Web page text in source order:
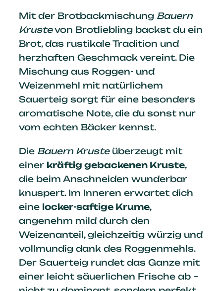
Mit der Brotbackmischung Bauern
Krustevon Brotliebling backst du ein
Brot, das rustikale Tradition und
herzhaften Geschmack vereint. Die
Mischung aus Roggen- und
Weizenmehl mit natürlichem
Sauerteig sorgt für eine besonders
aromatische Note, die du sonst nur
vom echten Bäcker kennst.
Die Bauern Krusteüberzeugt mit
einer kräftig gebackenen Kruste,
die beim Anschneiden wunderbar
knuspert. Im Inneren erwartet dich
eine locker-saftige Krume,
angenehm mild durch den
Weizenanteil, gleichzeitig würzig und
vollmundig dank des Roggenmehls.
Der Sauerteig rundet das Ganze mit
einer leicht säuerlichen Frische ab –